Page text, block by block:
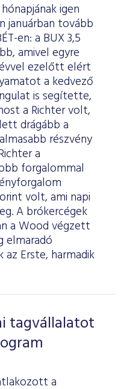
igen
januárban tovább
en: a BUX 3,5
amivel egyre
ezelőtt elért
a kedvező
is segítette,
a Richter volt,
drágább a
részvény
a
forgalommal
volt, ami napi
A brókercégek
a Wood végzett
elmaradó
Erste, harmadik
tagvállalatot
a